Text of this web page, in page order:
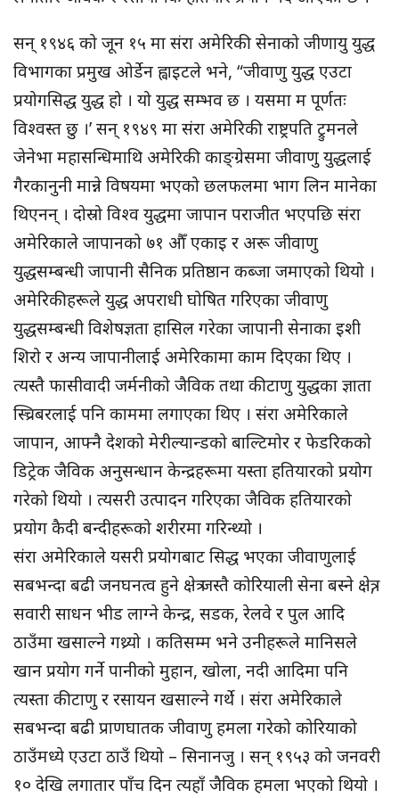
सन् १९४६ को जून १५ मा संरा अमेरिकी सेनाको जीणायु युद्ध
विभागका प्रमुख ओर्डेन ह्वाइटले भने, “जीवाणु युद्ध एउटा
प्रयोगसिद्ध युद्ध हो । यो युद्ध सम्भव छ । यसमा म पूर्णतः
विश्वस्त छु ।’ सन् १९४९ मा संरा अमेरिकी राष्ट्रपति ट्रुमनले
जेनेभा महासन्धिमाथि अमेरिकी काङ्ग्रेसमा जीवाणु युद्धलाई
गैरकानुनी मान्ने विषयमा भएको छलफलमा भाग लिन मानेका
थिएनन् । दोस्रो विश्व युद्धमा जापान पराजीत भएपछि संरा
अमेरिकाले जापानको ७१ औँ एकाइ र अरू जीवाणु
युद्धसम्बन्धी जापानी सैनिक प्रतिष्ठान कब्जा जमाएको थियो ।
अमेरिकीहरूले युद्ध अपराधी घोषित गरिएका जीवाणु
युद्धसम्बन्धी विशेषज्ञता हासिल गरेका जापानी सेनाका इशी
शिरो र अन्य जापानीलाई अमेरिकामा काम दिएका थिए ।
त्यस्तै फासीवादी जर्मनीको जैविक तथा कीटाणु युद्धका ज्ञाता
स्च्रिबरलाई पनि काममा लगाएका थिए । संरा अमेरिकाले
जापान, आफ्नै देशको मेरील्यान्डको बाल्टिमोर र फेडरिकको
डिट्रेक जैविक अनुसन्धान केन्द्रहरूमा यस्ता हतियारको प्रयोग
गरेको थियो । त्यसरी उत्पादन गरिएका जैविक हतियारको
प्रयोग कैदी बन्दीहरूको शरीरमा गरिन्थ्यो ।
संरा अमेरिकाले यसरी प्रयोगबाट सिद्ध भएका जीवाणुलाई
सबभन्दा बढी जनघनत्व हुने क्षेत्र जस्तै कोरियाली सेना बस्ने क्षेत्र,
सवारी साधन भीड लाग्ने केन्द्र, सडक, रेलवे र पुल आदि
ठाउँमा खसाल्ने गथ्र्यो । कतिसम्म भने उनीहरूले मानिसले
खान प्रयोग गर्ने पानीको मुहान, खोला, नदी आदिमा पनि
त्यस्ता कीटाणु र रसायन खसाल्ने गर्थे । संरा अमेरिकाले
सबभन्दा बढी प्राणघातक जीवाणु हमला गरेको कोरियाको
ठाउँमध्ये एउटा ठाउँ थियो – सिनानजु । सन् १९५३ को जनवरी
१० देखि लगातार पाँच दिन त्यहाँ जैविक हमला भएको थियो ।